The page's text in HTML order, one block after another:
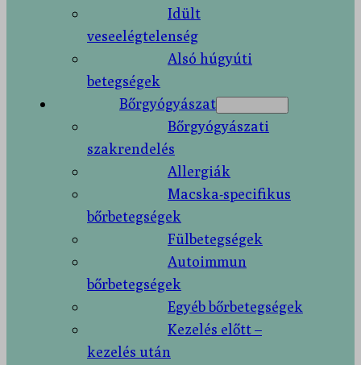
Idült
veseelégtelenség
Alsó húgyúti
betegségek
Bőrgyógyászat
Bőrgyógyászati
szakrendelés
Allergiák
Macska-specifikus
bőrbetegségek
Fülbetegségek
Autoimmun
bőrbetegségek
Egyéb bőrbetegségek
Kezelés előtt –
kezelés után